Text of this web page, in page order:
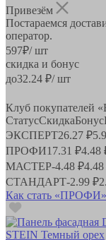
Привезём
Постараемся
оператор.
597₽/ шт
скидка и бонус
до32.24 ₽/ шт
Клуб покупателей
СтатусСкидкаБонус
ЭКСПЕРТ26.27 ₽
ПРОФИ17.31 ₽4.48
МАСТЕР-4.48 ₽
СТАНДАРТ-2.99 ₽
Как стать «ПРОФИ»